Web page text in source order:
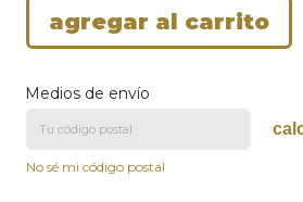
Medios de envío
No sé mi código postal